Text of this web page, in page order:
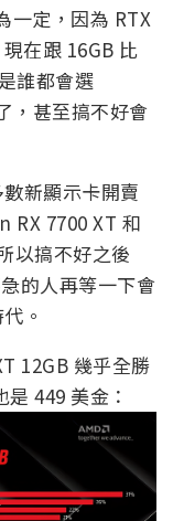
一定，因為 RTX
在跟 16GB 比
誰都會選
，甚至搞不好會
新顯示卡開賣
RX 7700 XT 和
以搞不好之後
的人再等一下會
。
12GB 幾乎全勝
449 美金：